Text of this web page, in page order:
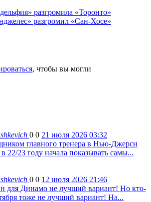
разгромила «Торонто»
разгромил «Сан-Хосе»
, чтобы вы могли
0 0 21 июля 2026 03:32
главного тренера в Нью-Джерси
22/23 году начала показывать самы...
0 0 12 июля 2026 21:46
для Динамо не лучший вариант! Но кто-
тоже не лучший вариант! На...